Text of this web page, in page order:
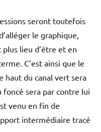
seront toutefois
le graphique,
lieu d’être et en
C’est ainsi que le
haut du canal vert sera
foncé sera par contre lui
venu en fin de
intermédiaire tracé